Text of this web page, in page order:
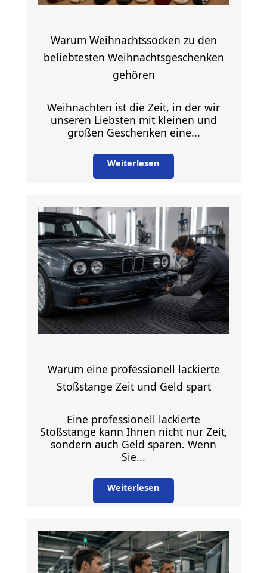
Warum Weihnachtssocken zu den
beliebtesten Weihnachtsgeschenken
gehören
Weihnachten ist die Zeit, in der wir
unseren Liebsten mit kleinen und
großen Geschenken eine...
Weiterlesen
Warum eine professionell lackierte
Stoßstange Zeit und Geld spart
Eine professionell lackierte
Stoßstange kann Ihnen nicht nur Zeit,
sondern auch Geld sparen. Wenn
Sie...
Weiterlesen